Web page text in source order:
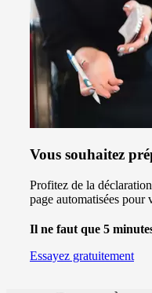
Vous souhaitez
Profitez de la
page automatisées pour
Il ne faut que 5
Essayez gratuitement